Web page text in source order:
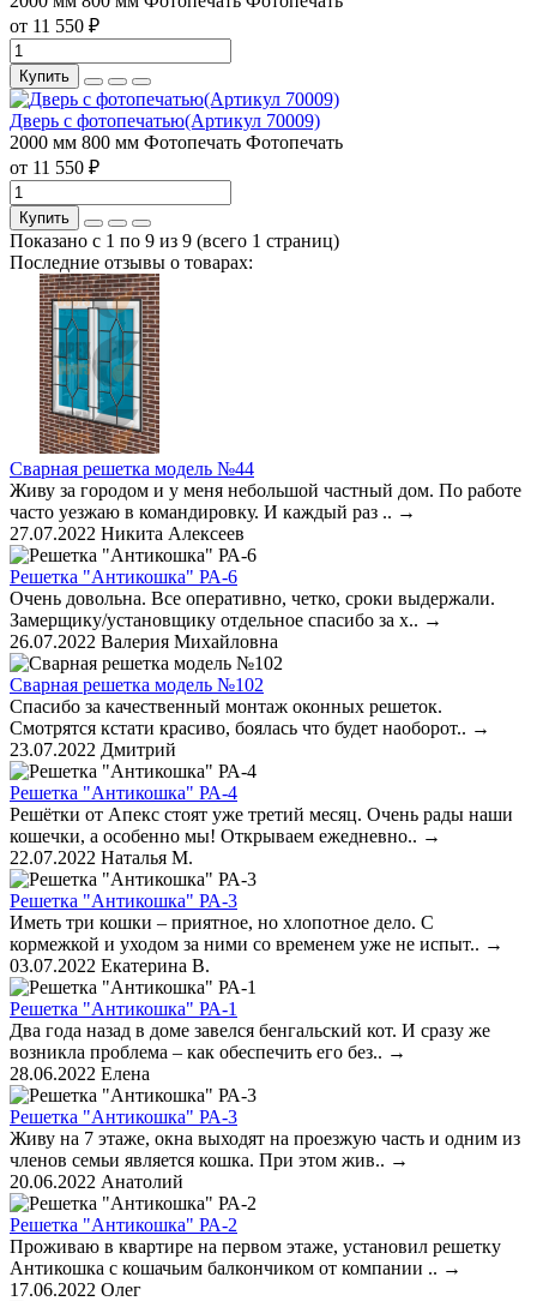
от 11 550 ₽
Купить
Дверь с фотопечатью(Артикул 70009)
2000 мм 800 мм Фотопечать Фотопечать
от 11 550 ₽
Купить
Показано с 1 по 9 из 9 (всего 1 страниц)
Последние отзывы о товарах:
Сварная решетка модель №44
Живу за городом и у меня небольшой частный дом. По работе
часто уезжаю в командировку. И каждый раз .. →
27.07.2022 Никита Алексеев
Решетка "Антикошка" РА-6
Очень довольна. Все оперативно, четко, сроки выдержали.
Замерщику/установщику отдельное спасибо за х.. →
26.07.2022 Валерия Михайловна
Сварная решетка модель №102
Спасибо за качественный монтаж оконных решеток.
Смотрятся кстати красиво, боялась что будет наоборот.. →
23.07.2022 Дмитрий
Решетка "Антикошка" РА-4
Решётки от Апекс стоят уже третий месяц. Очень рады наши
кошечки, а особенно мы! Открываем ежедневно.. →
22.07.2022 Наталья М.
Решетка "Антикошка" РА-3
Иметь три кошки – приятное, но хлопотное дело. С
кормежкой и уходом за ними со временем уже не испыт.. →
03.07.2022 Екатерина В.
Решетка "Антикошка" РА-1
Два года назад в доме завелся бенгальский кот. И сразу же
возникла проблема – как обеспечить его без.. →
28.06.2022 Елена
Решетка "Антикошка" РА-3
Живу на 7 этаже, окна выходят на проезжую часть и одним из
членов семьи является кошка. При этом жив.. →
20.06.2022 Анатолий
Решетка "Антикошка" РА-2
Проживаю в квартире на первом этаже, установил решетку
Антикошка с кошачьим балкончиком от компании .. →
17.06.2022 Олег